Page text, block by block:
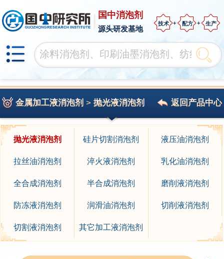
国中消泡剂
源头研发基地
技术 配方 生产
金属加工液消泡剂 > 抛光液消泡剂 返回产品中心
抛光液消泡剂 硅片切割消泡剂 液压油消泡剂
拉丝油消泡剂 淬火液消泡剂 乳化油消泡剂
全合成消泡剂 半合成消泡剂 磨削液消泡剂
防冻液消泡剂 润滑油消泡剂 切削液消泡剂
切割液消泡剂 其它加工液消泡剂